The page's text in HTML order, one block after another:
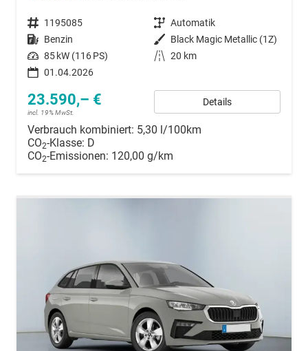
Fahrzeugnummer 1195085 Getriebe Automatik
Kraftstoff Benzin Außenfarbe Black Magic Metallic (1Z)
Leistung 85 kW (116 PS) Kilometerstand 20 km
01.04.2026
23.590,– €
incl. 19% MwSt.
Details
Verbrauch kombiniert: 5,30 l/100km
CO2-Klasse: D
CO2-Emissionen: 120,00 g/km